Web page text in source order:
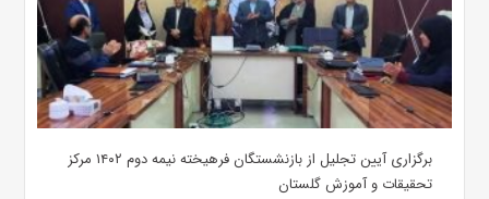
برگزاری آیین تجلیل از بازنشستگان فرهیخته نیمه دوم ۱۴۰۲ مرکز
تحقیقات و آموزش گلستان